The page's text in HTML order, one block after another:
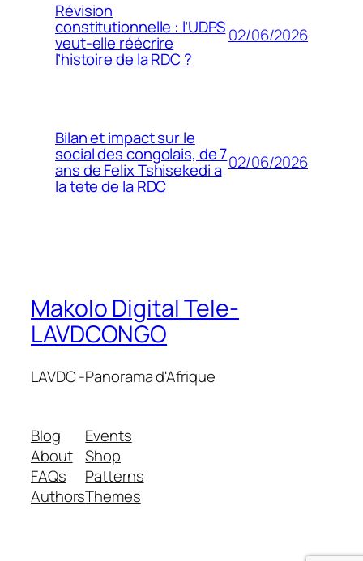
Révision
constitutionnelle : l’UDPS
veut-elle réécrire
l’histoire de la RDC ?
02/06/2026
Bilan et impact sur le
social des congolais, de 7
ans de Felix Tshisekedi a
la tete de la RDC
02/06/2026
Makolo Digital Tele-
LAVDCONGO
LAVDC -Panorama d'Afrique
Blog
About
FAQs
Authors
Events
Shop
Patterns
Themes